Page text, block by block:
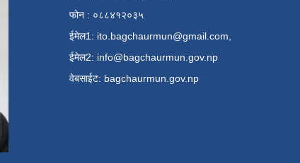
फोन : ०८८४१२०३५
ईमेल1: ito.bagchaurmun@gmail.com
ईमेल2: info@bagchaurmun.gov.np
वे‍बसाईट: bagchaurmun.gov.np